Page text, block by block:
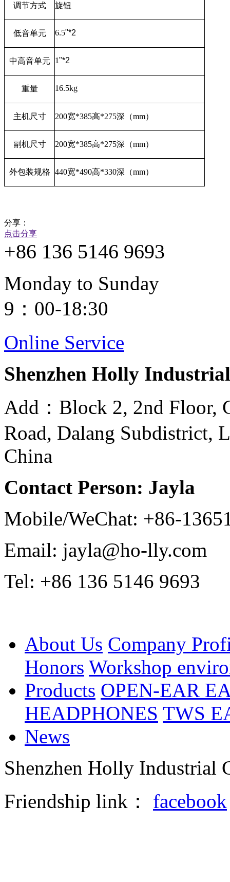
调节方式 旋钮
低音单元 6.5"*2
中高音单元 1"*2
重量 16.5kg
主机尺寸 200宽*385高*275深（mm）
副机尺寸 200宽*385高*275深（mm）
外包装规格 440宽*490高*330深（mm）
分享：
点击分享
+86 136 5146 9693
Monday to Sunday
9：00-18:30
Online Service
Shenzhen Holly
Add：Block 2, 2nd Floor,
Road, Dalang Subdistrict,
China
Contact Person: Jayla
Mobile/WeChat: +86-
Email: jayla@ho-lly.com
Tel: +86 136 5146 9693
About Us Company
Honors Workshop
Products OPEN-EAR
HEADPHONES TWS
News
Shenzhen Holly Industrial
Friendship link：
facebook